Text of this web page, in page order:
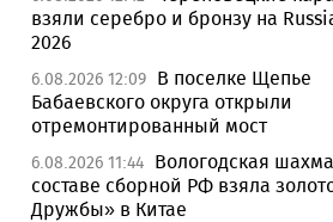
взяли серебро и бронзу на
2026
6.08.2026 12:09 В поселке Щепье
Бабаевского округа открыли
отремонтированный мост
6.08.2026 11:44 Вологодская
составе сборной РФ взяла
Дружбы» в Китае